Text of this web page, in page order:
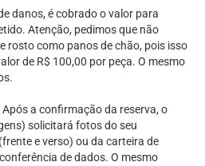
danos, é cobrado o valor para
Atenção, pedimos que não
rosto como panos de chão, pois isso
de R$ 100,00 por peça. O mesmo
a confirmação da reserva, o
solicitará fotos do seu
e verso) ou da carteira de
de dados. O mesmo